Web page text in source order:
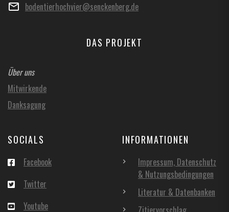
bodentierhochvier@senckenberg.de
DAS PROJEKT
Über uns
Mitwirkende
Danksagung
SOCIALS
Facebook
Twitter
Youtube
INFORMATIONEN
Impressum, Datenschutz
& Nutzungsbedingungen
Literatur & Datenbanken